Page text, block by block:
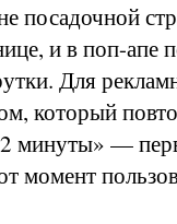
посадочной
и в поп-апе
Для
который
2 минуты» —
момент